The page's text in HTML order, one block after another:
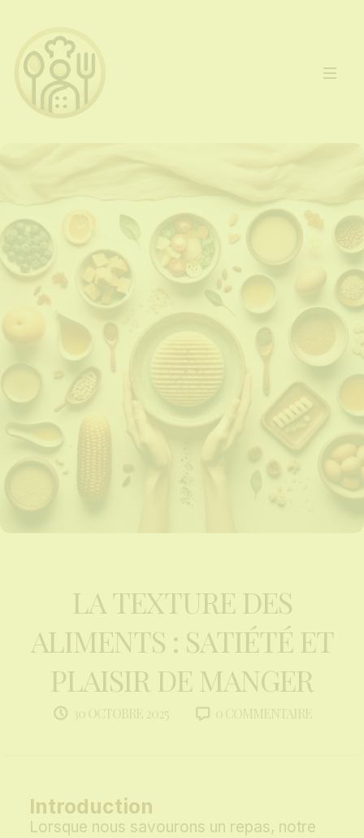
LA TEXTURE DES
ALIMENTS : SATIÉTÉ ET
PLAISIR DE MANGER
30 OCTOBRE 2025 0 COMMENTAIRE
Introduction
Lorsque nous savourons un repas, notre